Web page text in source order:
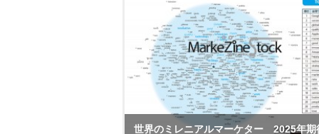
世界のミレニアルマーケター 2025年期